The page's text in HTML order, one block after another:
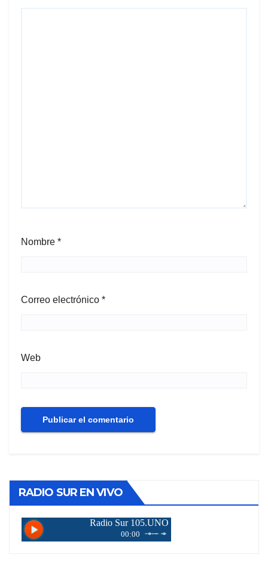
Nombre *
Correo electrónico *
Web
RADIO SUR EN VIVO